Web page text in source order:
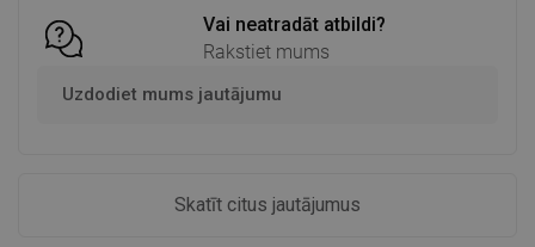
Vai neatradāt atbildi?
Rakstiet mums
Uzdodiet mums jautājumu
Skatīt citus jautājumus